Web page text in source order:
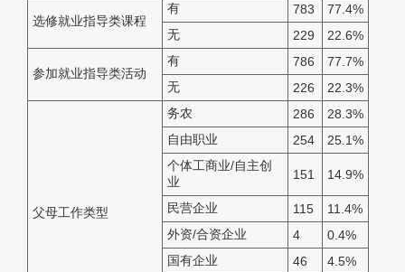
选修就业指导类课程
有 783
77.4%
无
229 22.6%
参加就业指导类活动
有 786
77.7%
无
226 22.3%
父母工作类型
务农 286
28.3%
自由职业
254
25.1%
个体工商业/自主创
业
151 14.9%
民营企业 115
11.4%
外资/合资企业
4
0.4%
国有企业
46
4.5%